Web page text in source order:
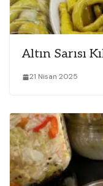
Altın Sarısı
21 Nisan 2025